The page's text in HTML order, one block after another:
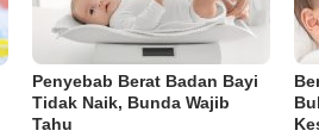
Penyebab Berat Badan Bayi
Tidak Naik, Bunda Wajib
Tahu